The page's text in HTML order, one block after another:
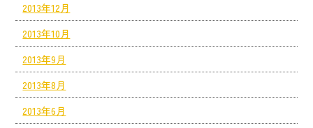
2013年12月
2013年10月
2013年9月
2013年8月
2013年6月